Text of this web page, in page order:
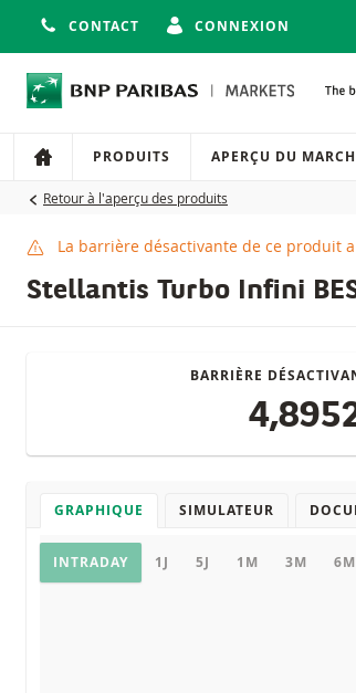
CONTACT CONNEXION
Navigation
Navigation sur
PRODUITS APERÇU DU
Retour à l'aperçu des produits
Barrière
La barrière désactivante de ce produit
Stellantis Turbo Infini
BARRIÈRE
GRAPHIQUE SIMULATEUR
Graphique
INTRADAY 1J 5J 1M 3M 6M